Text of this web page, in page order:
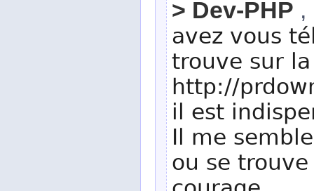
> Dev-PHP ,
avez vous
trouve sur
http://
il est
Il me
ou se